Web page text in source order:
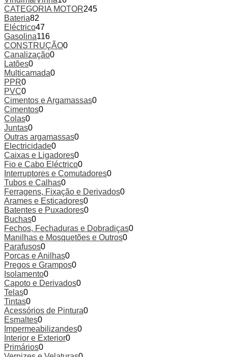
CATEGORIA MOTOR245
Bateria82
Eléctrico47
Gasolina116
CONSTRUÇÃO0
Canalização0
Latões0
Multicamada0
PPR0
PVC0
Cimentos e Argamassas0
Cimentos0
Colas0
Juntas0
Outras argamassas0
Electricidade0
Caixas e Ligadores0
Fio e Cabo Eléctrico0
Interruptores e Comutadores0
Tubos e Calhas0
Ferragens, Fixação e Derivados0
Arames e Esticadores0
Batentes e Puxadores0
Buchas0
Fechos, Fechaduras e Dobradiças0
Manilhas e Mosquetões e Outros0
Parafusos0
Porcas e Anilhas0
Pregos e Grampos0
Isolamento0
Capoto e Derivados0
Telas0
Tintas0
Acessórios de Pintura0
Esmaltes0
Impermeabilizandes0
Interior e Exterior0
Primários0